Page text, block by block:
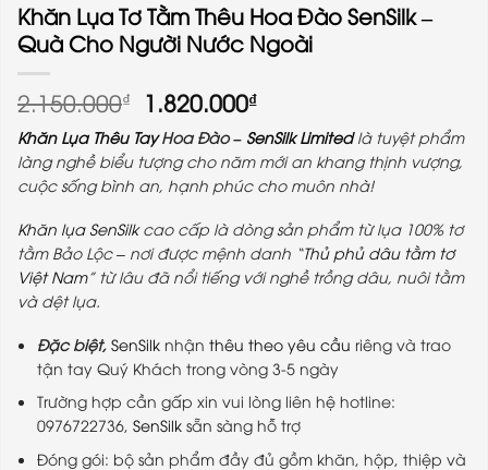
Khăn Lụa Tơ Tằm Thêu Hoa Đào SenSilk –
Quà Cho Người Nước Ngoài
2.150.000₫ Giá
gốc
là:
2.150.000₫.
1.820.000₫Giá
hiện
tại
là:
1.820.000₫.
Khăn Lụa Thêu TayHoa Đào – SenSilk Limitedlà tuyệt phẩm
làng nghề biểu tượng cho năm mới an khang thịnh vượng,
cuộc sống bình an, hạnh phúc cho muôn nhà!
Khăn lụa SenSilkcao cấp là dòng sản phẩm từ lụa 100% tơ
tằm Bảo Lộc – nơi được mệnh danh “Thủ phủ dâu tằm tơ
Việt Nam” từ lâu đã nổi tiếng với nghề trồng dâu, nuôi tằm
và dệt lụa.
Đặc biệt, SenSilk nhậnthêu theo yêu cầu riêng và trao
tận tay Quý Khách trong vòng 3-5 ngày
Trường hợp cần gấp xin vui lòng liên hệ hotline:
0976722736,SenSilk sẵn sàng hỗ trợ
Đóng gói: bộ sản phẩm đầy đủ gồm khăn, hộp, thiệp và